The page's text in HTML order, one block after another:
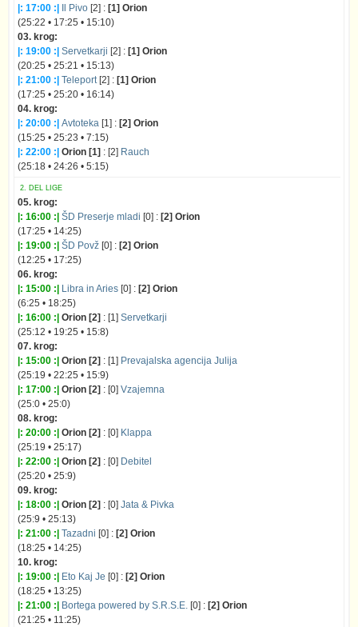
|: 17:00 :| Il Pivo [2] : [1] Orion
(25:22 • 17:25 • 15:10)
03. krog:
|: 19:00 :| Servetkarji [2] : [1] Orion
(20:25 • 25:21 • 15:13)
|: 21:00 :| Teleport [2] : [1] Orion
(17:25 • 25:20 • 16:14)
04. krog:
|: 20:00 :| Avtoteka [1] : [2] Orion
(15:25 • 25:23 • 7:15)
|: 22:00 :| Orion [1] : [2] Rauch
(25:18 • 24:26 • 5:15)
2. DEL LIGE
05. krog:
|: 16:00 :| ŠD Preserje mladi [0] : [2] Orion
(17:25 • 14:25)
|: 19:00 :| ŠD Povž [0] : [2] Orion
(12:25 • 17:25)
06. krog:
|: 15:00 :| Libra in Aries [0] : [2] Orion
(6:25 • 18:25)
|: 16:00 :| Orion [2] : [1] Servetkarji
(25:12 • 19:25 • 15:8)
07. krog:
|: 15:00 :| Orion [2] : [1] Prevajalska agencija Julija
(25:19 • 22:25 • 15:9)
|: 17:00 :| Orion [2] : [0] Vzajemna
(25:0 • 25:0)
08. krog:
|: 20:00 :| Orion [2] : [0] Klappa
(25:19 • 25:17)
|: 22:00 :| Orion [2] : [0] Debitel
(25:20 • 25:9)
09. krog:
|: 18:00 :| Orion [2] : [0] Jata & Pivka
(25:9 • 25:13)
|: 21:00 :| Tazadni [0] : [2] Orion
(18:25 • 14:25)
10. krog:
|: 19:00 :| Eto Kaj Je [0] : [2] Orion
(18:25 • 13:25)
|: 21:00 :| Bortega powered by S.R.S.E. [0] : [2] Orion
(21:25 • 11:25)